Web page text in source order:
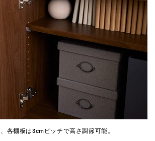
各棚板は3cmピッチで高さ調節可能。